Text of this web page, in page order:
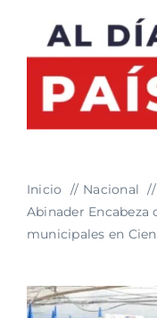
contenido
Inicio
Nacional
Abinader Encabeza
municipales en